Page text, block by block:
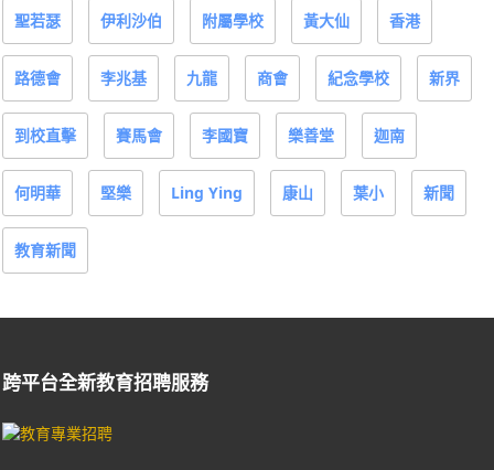
聖若瑟 伊利沙伯 附屬學校 黃大仙 香港
路德會 李兆基 九龍 商會 紀念學校 新界
到校直擊 賽馬會 李國寶 樂善堂 迦南
何明華 堅樂 Ling Ying 康山 葉小 新聞
教育新聞
跨平台全新教育招聘服務